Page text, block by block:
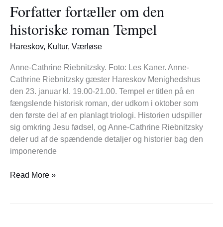
Forfatter fortæller om den
historiske roman Tempel
Hareskov, Kultur, Værløse
Anne-Cathrine Riebnitzsky. Foto: Les Kaner. Anne-
Cathrine Riebnitzsky gæster Hareskov Menighedshus
den 23. januar kl. 19.00-21.00. Tempel er titlen på en
fængslende historisk roman, der udkom i oktober som
den første del af en planlagt triologi. Historien udspiller
sig omkring Jesu fødsel, og Anne-Cathrine Riebnitzsky
deler ud af de spændende detaljer og historier bag den
imponerende
om
den
historiske
roman
Read More »